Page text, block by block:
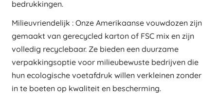
bedrukkingen.
Milieuvriendelijk : Onze Amerikaanse vouwdozen zijn
gemaakt van gerecycled karton of FSC mix en zijn
volledig recyclebaar. Ze bieden een duurzame
verpakkingsoptie voor milieubewuste bedrijven die
hun ecologische voetafdruk willen verkleinen zonder
in te boeten op kwaliteit en bescherming.